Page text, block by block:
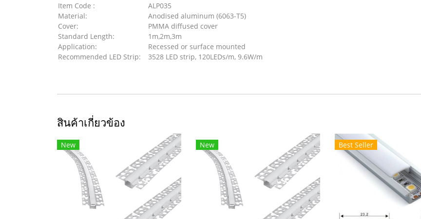
Item Code :
Material:
Cover:
Standard Length:
Application:
Recommended LED Strip:
ALP035
Anodised aluminum (6063-T5)
PMMA diffused cover
1m,2m,3m
Recessed or surface mounted
3528 LED strip, 120LEDs/m, 9.6W/m
สินค้าเกี่ยวข้อง
New New Best Seller